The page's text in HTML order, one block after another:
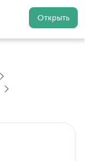
Открыть
Регистрация